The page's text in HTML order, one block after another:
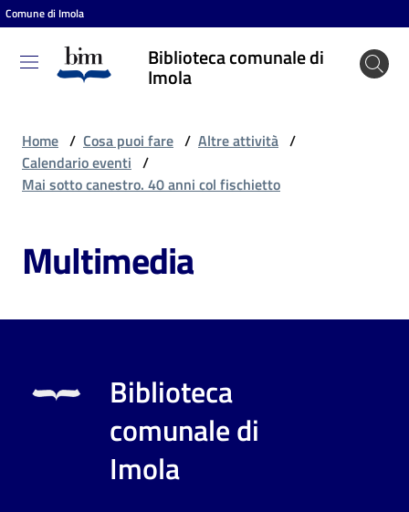
Vai al contenuto
Vai alla navigazione
Vai al footer
Comune di Imola
Biblioteca comunale di
Imola
Biblioteca
comunale
Cosa
fare
Scopri
Home / Cosa puoi fare / Altre attività /
Calendario eventi /
Mai sotto canestro. 40 anni col fischietto
Multimedia
Biblioteca
comunale di
Imola